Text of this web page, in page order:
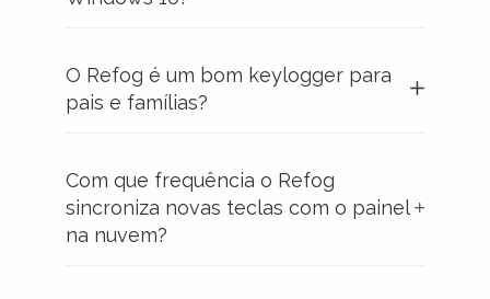
O Refog é um bom keylogger para
pais e famílias?
Com que frequência o Refog
sincroniza novas teclas com o painel
na nuvem?